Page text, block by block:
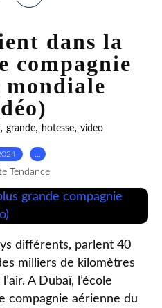
dans la
compagnie
mondiale
, grande, hotesse, video
Tendance
différents, parlent 40
milliers de kilomètres
A Dubaï, l’école
compagnie aérienne du